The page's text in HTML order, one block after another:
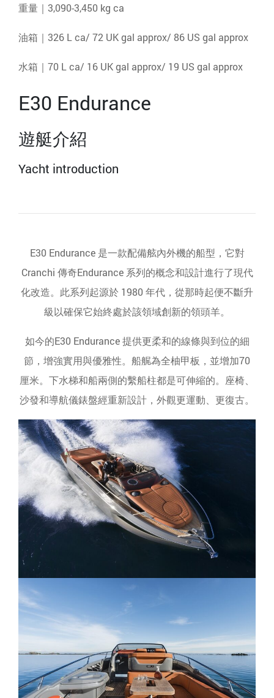
重量｜3,090-3,450 kg ca
油箱｜326 L ca/ 72 UK gal approx/ 86 US gal approx
水箱｜70 L ca/ 16 UK gal approx/ 19 US gal approx
E30 Endurance
遊艇介紹
Yacht introduction
E30 Endurance 是一款配備舷內外機的船型，它對
Cranchi 傳奇Endurance 系列的概念和設計進行了現代
化改造。此系列起源於 1980 年代，從那時起便不斷升
級以確保它始終處於該領域創新的領頭羊。
如今的E30 Endurance 提供更柔和的線條與到位的細
節，增強實用與優雅性。船艉為全柚甲板，並增加70
厘米。下水梯和船兩側的繫船柱都是可伸縮的。座椅、
沙發和導航儀錶盤經重新設計，外觀更運動、更復古。